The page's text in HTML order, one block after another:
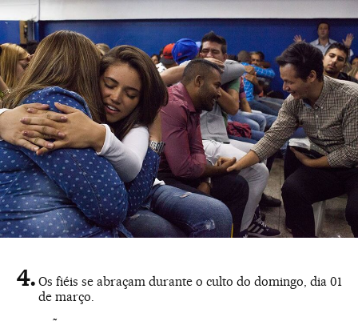
Os fiéis se abraçam durante o culto do domingo, dia 01
de março.